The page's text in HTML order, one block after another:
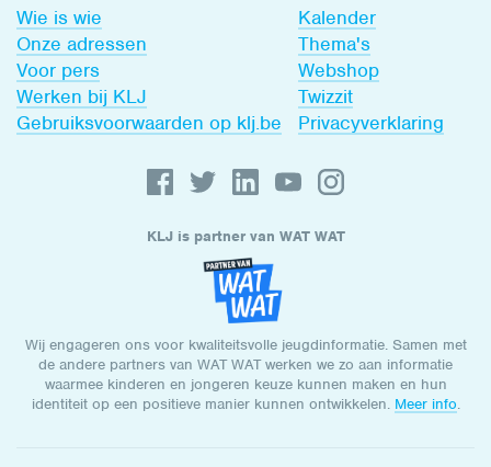
Wie is wie
Onze adressen
Voor pers
Werken bij KLJ
Gebruiksvoorwaarden op klj.be
Kalender
Thema's
Webshop
Twizzit
Privacyverklaring
KLJ is partner van WAT WAT
Wij engageren ons voor kwaliteitsvolle jeugdinformatie. Samen met
de andere partners van WAT WAT werken we zo aan informatie
waarmee kinderen en jongeren keuze kunnen maken en hun
identiteit op een positieve manier kunnen ontwikkelen. Meer info.